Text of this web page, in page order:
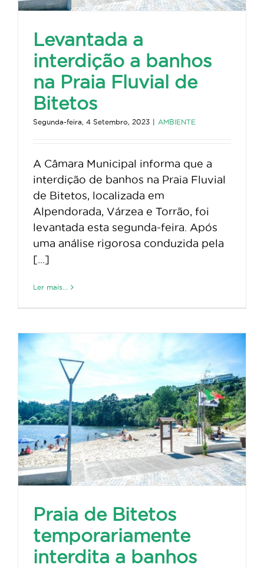
Levantada a
interdição a banhos
na Praia Fluvial de
Bitetos
Segunda-feira, 4 Setembro, 2023 AMBIENTE
A Câmara Municipal informa que a
interdição de banhos na Praia Fluvial
de Bitetos, localizada em
Alpendorada, Várzea e Torrão, foi
levantada esta segunda-feira. Após
uma análise rigorosa conduzida pela
[...]
Ler mais...
Praia de Bitetos
temporariamente
interdita a banhos